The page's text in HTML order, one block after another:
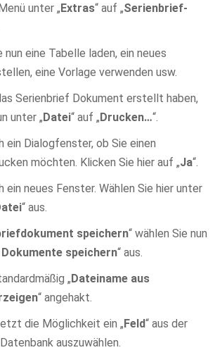
unter „Extras“ auf „Serienbrief-
nun eine Tabelle laden, ein neues
eine Vorlage verwenden usw.
Serienbrief Dokument erstellt haben,
unter „Datei“ auf „Drucken…“.
ein Dialogfenster, ob Sie einen
möchten. Klicken Sie hier auf „Ja“.
neues Fenster. Wählen Sie hier unter
“ aus.
speichern“ wählen Sie nun
speichern“ aus.
„Dateiname aus
“ angehakt.
die Möglichkeit ein „Feld“ aus der
auszuwählen.